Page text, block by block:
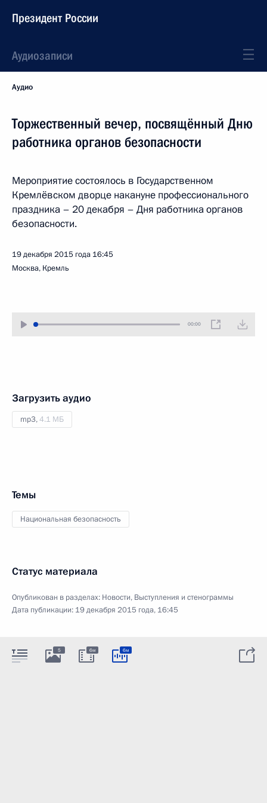
Президент России
Аудиозаписи
Аудио
Торжественный вечер, посвящённый Дню
работника органов безопасности
Мероприятие состоялось в Государственном
Кремлёвском дворце накануне профессионального
праздника – 20 декабря – Дня работника органов
безопасности.
19 декабря 2015 года 16:45
Москва, Кремль
00:00
Загрузить аудио
mp3,4.1 МБ
Темы
Национальная безопасность
Статус материала
Опубликован в разделах: Новости, Выступления и стенограммы
Дата публикации: 19 декабря 2015 года, 16:45
5 6м 6м